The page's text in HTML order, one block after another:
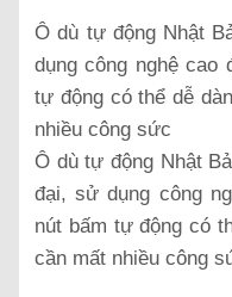
Ô dù tự động Nhật
dụng công nghệ
tự động có thể dễ
nhiều công sức
Ô dù tự động Nhật
đại, sử dụng công
nút bấm tự động có
cần mất nhiều công